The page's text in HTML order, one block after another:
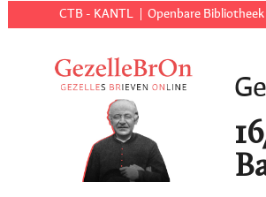
CTB - KANTL Openbare